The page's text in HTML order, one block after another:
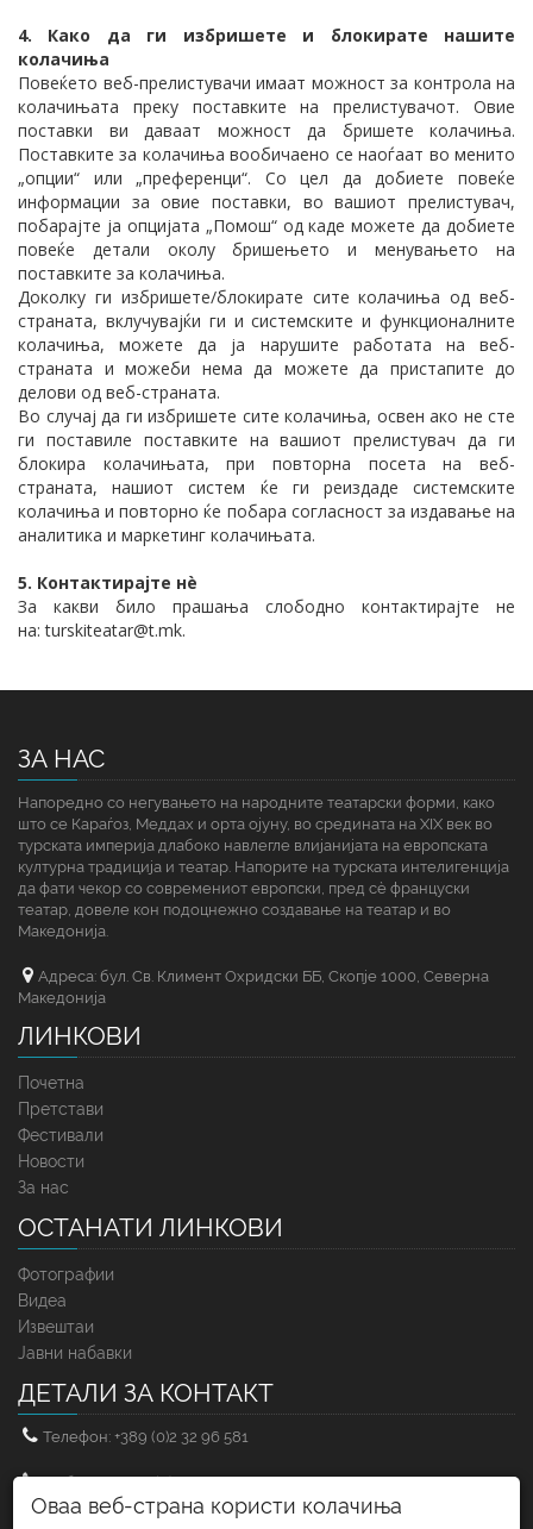
4. Како да ги избришете и блокирате нашите
колачиња
Повеќето веб-прелистувачи имаат можност за контрола на
колачињата преку поставките на прелистувачот. Овие
поставки ви даваат можност да бришете колачиња.
Поставките за колачиња вообичаено се наоѓаат во менито
„опции“ или „преференци“. Со цел да добиете повеќе
информации за овие поставки, во вашиот прелистувач,
побарајте ја опцијата „Помош“ од каде можете да добиете
повеќе детали околу бришењето и менувањето на
поставките за колачиња.
Доколку ги избришете/блокирате сите колачиња од веб-
страната, вклучувајќи ги и системските и функционалните
колачиња, можете да ја нарушите работата на веб-
страната и можеби нема да можете да пристапите до
делови од веб-страната.
Во случај да ги избришете сите колачиња, освен ако не сте
ги поставиле поставките на вашиот прелистувач да ги
блокира колачињата, при повторна посета на веб-
страната, нашиот систем ќе ги реиздаде системските
колачиња и повторно ќе побара согласност за издавање на
аналитика и маркетинг колачињата.
5. Контактирајте нè
За какви било прашања слободно контактирајте не
на: turskiteatar@t.mk.
ЗА НАС
Напоредно со негувањето на народните театарски форми, како
што се Караѓоз, Меддах и орта ојуну, во средината на XIX век во
турската империја длабоко навлегле влијанијата на европската
културна традиција и театар. Напорите на турската интелигенција
да фати чекор со современиот европски, пред сè француски
театар, довеле кон подоцнежно создавање на театар и во
Македонија.
Адреса: бул. Св. Климент Охридски ББ, Скопје 1000, Северна
Македонија
ЛИНКОВИ
Почетна
Претстави
Фестивали
Новости
За нас
ОСТАНАТИ ЛИНКОВИ
Фотографии
Видеа
Извештаи
Јавни набавки
ДЕТАЛИ ЗА КОНТАКТ
Телефон: +389 (0)2 32 96 581
Мобилен: +389 (0)71 25 83 71
Оваа веб-страна користи колачиња